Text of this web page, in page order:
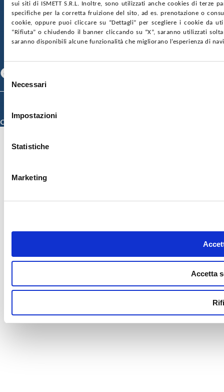
sui siti di ISMETT S.R.L. Inoltre, sono utilizzati anche cookies di terze
specifiche per la corretta fruizione del sito, ad es. prenotazione o
cookie, oppure puoi cliccare su “Dettagli” per scegliere i cookie da
“Rifiuta” o chiudendo il banner cliccando su “X”, saranno utilizzati
saranno disponibili alcune funzionalità che migliorano l’esperienza di
Selezione
delNecessari
Impostazioni
Statistiche
Marketing
Accetta
SOCIETÀ TRASPARENTE WHISTLEBLOWING
GARE E CONTRATTIPRIVACYCOOKIE POLICY
SOSTIENICIMAPPA DEL SITOACCESSIBILITÀ
CONTATTI
Specializzazione)
Credits